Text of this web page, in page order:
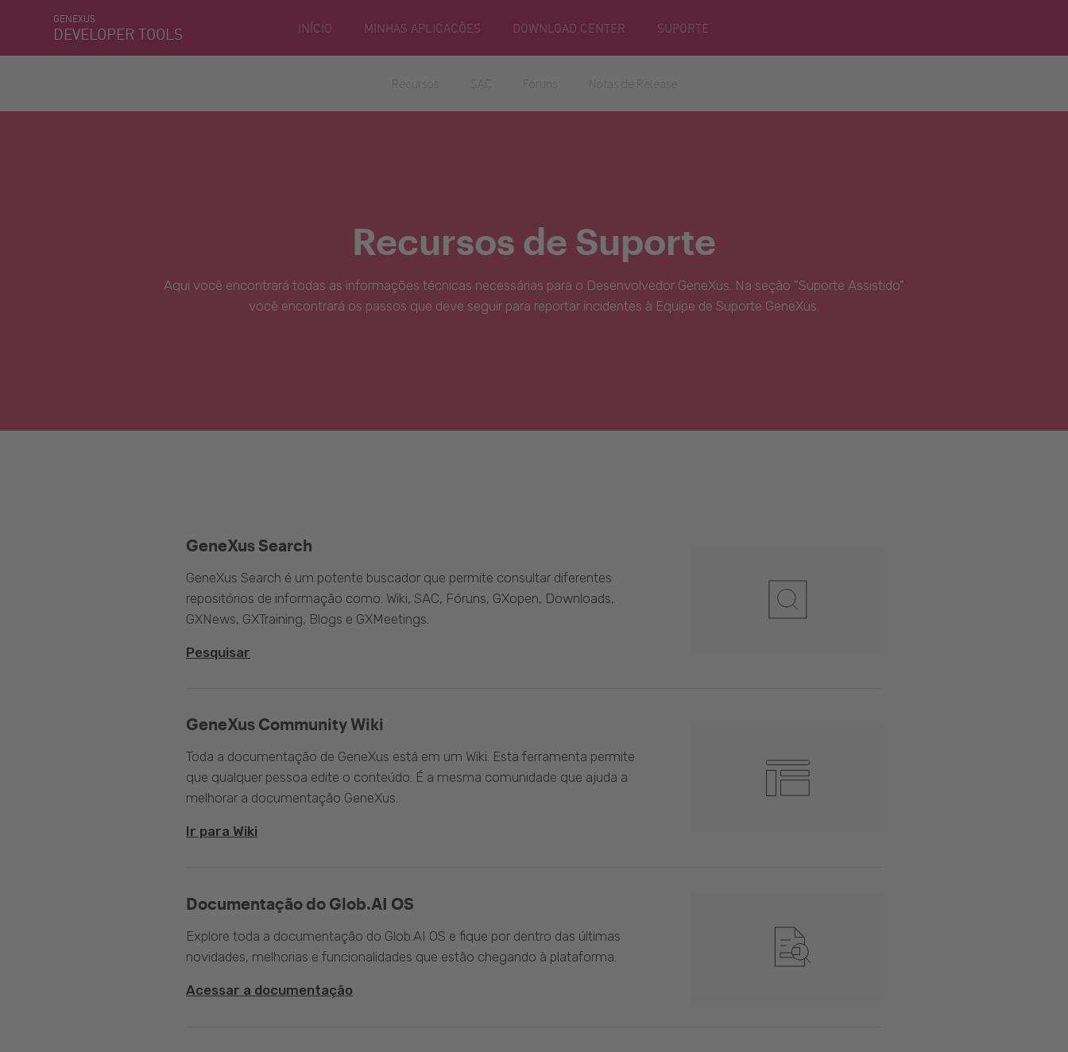
GENEXUS
DEVELOPER TOOLS INÍCIO MINHAS APLICACÕES DOWNLOAD CENTER SUPORTE
Recursos de Suporte
Aqui você encontrará todas as informações técnicas necessárias para o Desenvolvedor GeneXus. Na seção "Suporte Assistido"
você encontrará os passos que deve seguir para reportar incidentes à Equipe de Suporte GeneXus.
GeneXus Community Wiki
Toda a documentação de GeneXus está em um Wiki. Esta ferramenta permite
que qualquer pessoa edite o conteúdo. É a mesma comunidade que ajuda a
melhorar a documentação GeneXus.
Ir para Wiki
GeneXus Search
GeneXus Search é um potente buscador que permite consultar diferentes
repositórios de informação como: Wiki, SAC, Fóruns, GXopen, Downloads,
GXNews, GXTraining, Blogs e GXMeetings.
Pesquisar
Documentação do Glob.AI OS
Explore toda a documentação do Glob.AI OS e fique por dentro das últimas
novidades, melhorias e funcionalidades que estão chegando à plataforma.
Acessar a documentação